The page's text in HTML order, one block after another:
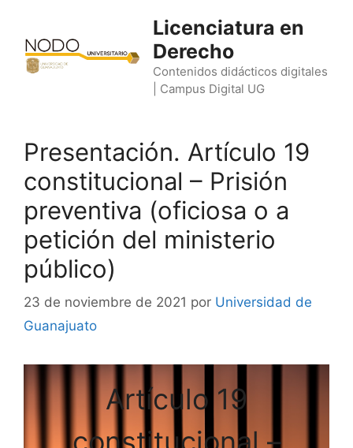
contenido
Licenciatura en
Derecho
Contenidos didácticos digitales
| Campus Digital UG
Presentación. Artículo 19
constitucional – Prisión
preventiva (oficiosa o a
petición del ministerio
público)
23 de noviembre de 2021 por Universidad de
Guanajuato
Artículo 19